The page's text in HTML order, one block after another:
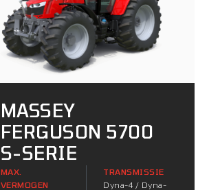
MASSEY
FERGUSON 5700
S-SERIE
MAX.
VERMOGEN
TRANSMISSIE
Dyna-4 / Dyna-